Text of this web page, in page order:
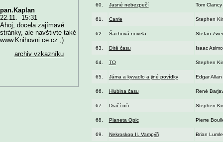
60. Jasné nebezpečí Tom Clancy
61. Carrie Stephen
62. Šachová novela Stefan
63. Dítě času Isaac
64. TO Stephen
65. Jáma a kyvadlo a jiné povídky Edgar
66. Hlubina času René
67. Dračí oči Stephen
68. Planeta Opic Pierre
69. Nekroskop II. Vampýři Brian
pan.Kaplan
22.11. 15:31
Ahoj, docela zajímavé
stránky, ale navštivte také
www.Knihovni ce.cz ;)
archiv vzkazníku